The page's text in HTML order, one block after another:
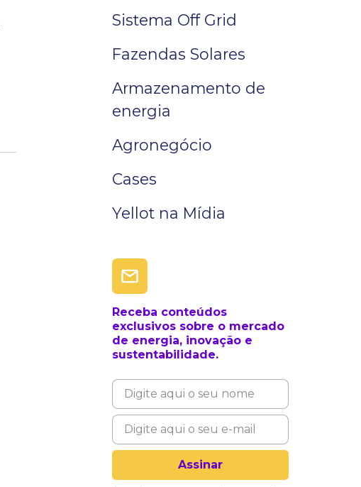
Sistema Off Grid
Fazendas Solares
Armazenamento de
energia
Agronegócio
Cases
Yellot na Mídia
Receba conteúdos
exclusivos sobre o mercado
de energia, inovação e
sustentabilidade.